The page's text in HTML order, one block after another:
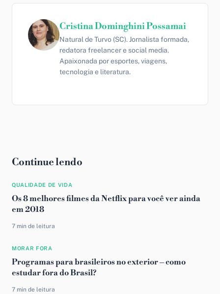
Cristina Dominghini Possamai
Natural de Turvo (SC). Jornalista formada,
redatora freelancer e social media.
Apaixonada por esportes, viagens,
tecnologia e literatura.
Continue lendo
QUALIDADE DE VIDA
Os 8 melhores filmes da Netflix para você ver ainda
em 2018
7 min de leitura
MORAR FORA
Programas para brasileiros no exterior – como
estudar fora do Brasil?
7 min de leitura